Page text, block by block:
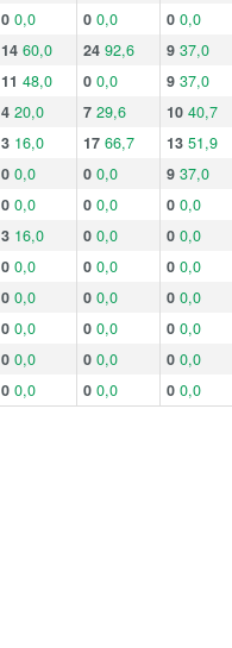
0 0,0 0 0,0 0 0,0
14 60,0 24 92,6 9 37,0
11 48,0 0 0,0 9 37,0
4 20,0 7 29,6 10 40,7
3 16,0 17 66,7 13 51,9
0 0,0 0 0,0 9 37,0
0 0,0 0 0,0 0 0,0
3 16,0 0 0,0 0 0,0
0 0,0 0 0,0 0 0,0
0 0,0 0 0,0 0 0,0
0 0,0 0 0,0 0 0,0
0 0,0 0 0,0 0 0,0
0 0,0 0 0,0 0 0,0